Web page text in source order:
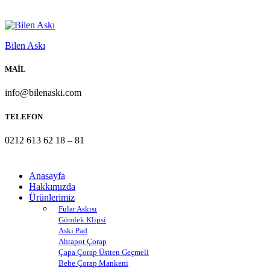
Bilen Askı
MAİL
info@bilenaski.com
TELEFON
0212 613 62 18 – 81
Anasayfa
Hakkımızda
Ürünlerimiz
Fular Askısı
Gömlek Klipsi
Askı Pad
Ahtapot Çorap
Çapa Çorap Üstten Geçmeli
Bebe Çorap Mankeni